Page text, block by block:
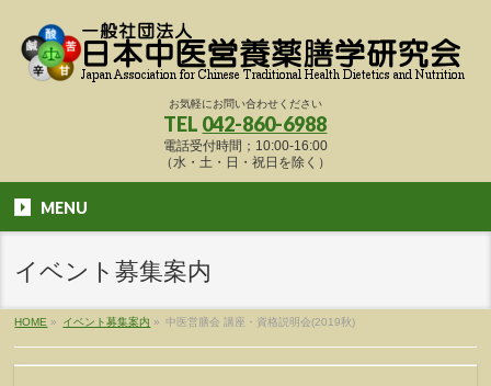
お気軽にお問い合わせください
TEL 042-860-6988
電話受付時間；10:00-16:00
（水・土・日・祝日を除く）
MENU
イベント募集案内
HOME » イベント募集案内 » 中医営膳会 講座・資格説明会(2019秋)